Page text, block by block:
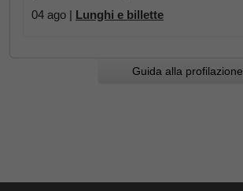
04 ago | Lunghi e billette
Guida alla profilazione